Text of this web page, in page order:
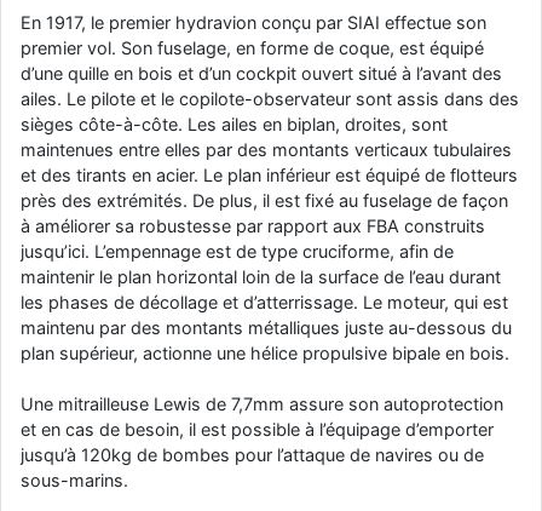
d9pouces : j'ai trouvé un palliatif un peu violent, mais ça devrait aller
un peu mieux
d9pouces: cette fois, c'est le Brésil et Singapour qui mettent le site
par terre
jericho: Ah ben je peux te confirmer que j'étais resté dans le filtre…
d9pouces : Désolé ! Mon filtrage a été un peu trop violent
manifestement
tout voir
En 1917, le premier hydravion conçu par SIAI effectue son
premier vol. Son fuselage, en forme de coque, est équipé
d’une quille en bois et d’un cockpit ouvert situé à l’avant des
ailes. Le pilote et le copilote-observateur sont assis dans des
sièges côte-à-côte. Les ailes en biplan, droites, sont
maintenues entre elles par des montants verticaux tubulaires
et des tirants en acier. Le plan inférieur est équipé de flotteurs
près des extrémités. De plus, il est fixé au fuselage de façon
à améliorer sa robustesse par rapport aux FBA construits
jusqu’ici. L’empennage est de type cruciforme, afin de
maintenir le plan horizontal loin de la surface de l’eau durant
les phases de décollage et d’atterrissage. Le moteur, qui est
maintenu par des montants métalliques juste au-dessous du
plan supérieur, actionne une hélice propulsive bipale en bois.
Une mitrailleuse Lewis de 7,7mm assure son autoprotection
et en cas de besoin, il est possible à l’équipage d’emporter
jusqu’à 120kg de bombes pour l’attaque de navires ou de
sous-marins.